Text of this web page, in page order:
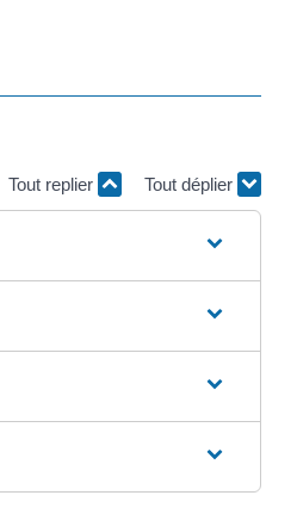
Tout replier
Tout déplier